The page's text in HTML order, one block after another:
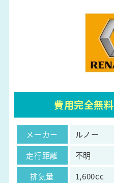
費用完全無料
メーカー
ルノー
走行距離
不明
排気量
1,600cc